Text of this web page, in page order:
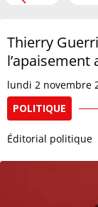
Thierry
lundi 2 novembre
POLITIQUE
Éditorial politique